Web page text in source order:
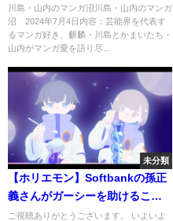
歩きロケ 7月4日
川島・山内のマンガ沼川島・山内のマンガ
沼 2024年7月4日内容：芸能界を代表す
るマンガ好き、麒麟・川島とかまいたち・
山内がマンガ愛を語り尽...
未分類
【ホリエモン】Softbankの孫正
義さんがガーシーを助けること
について。孫さんの真の目的を
ご視聴ありがとうございます。 いよいよ